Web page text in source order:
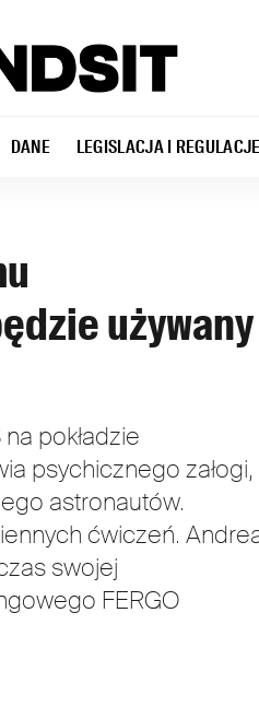
DANE LEGISLACJA I
używany
pokładzie
psychicznego załogi,
astronautów.
ćwiczeń.
swojej
FERGO